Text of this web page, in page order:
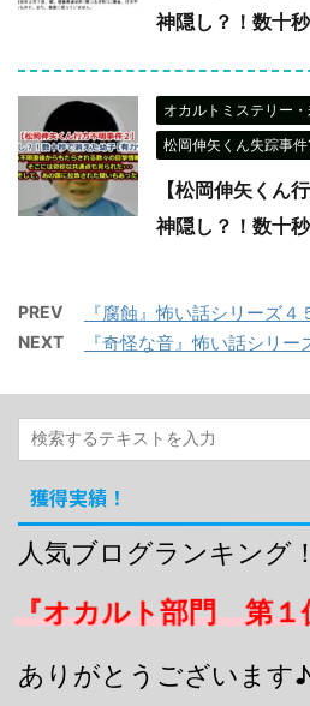
神隠し？！数十
オカルトミステリー
松岡伸矢くん失踪事
【松岡伸矢くん
神隠し？！数十
PREV 『腐蝕』怖い話シリーズ４
NEXT 『奇怪な音』怖い話シリー
獲得実績！
人気ブログランキング！
『オカルト部門 第１
ありがとうございます♪